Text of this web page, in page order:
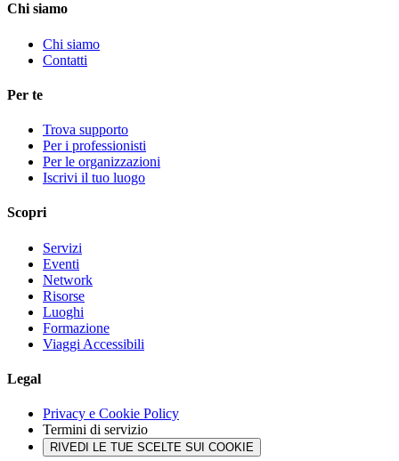
Chi siamo
Chi siamo
Contatti
Per te
Trova supporto
Per i professionisti
Per le organizzazioni
Iscrivi il tuo luogo
Scopri
Servizi
Eventi
Network
Risorse
Luoghi
Formazione
Viaggi Accessibili
Legal
Privacy e Cookie Policy
Termini di servizio
RIVEDI LE TUE SCELTE SUI COOKIE